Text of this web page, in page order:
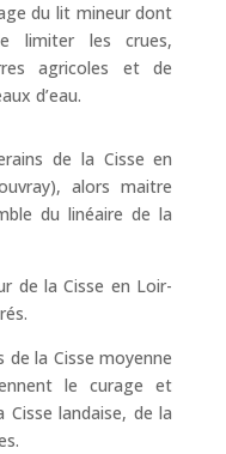
du lit mineur dont
limiter les crues,
agricoles et de
d’eau.
de la Cisse en
alors maitre
du linéaire de la
de la Cisse en Loir-
de la Cisse moyenne
le curage et
Cisse landaise, de la